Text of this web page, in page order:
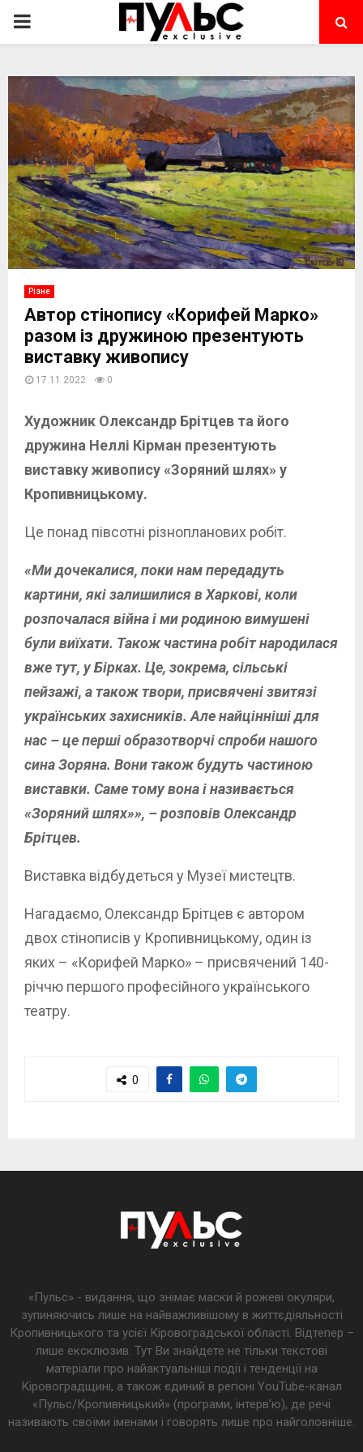
PRIMARY
Різне
Автор стінопису «Корифей Марко»
разом із дружиною презентують
виставку живопису
17.11.2022 0
Художник Олександр Брітцев та його
дружина Неллі Кірман презентують
виставку живопису «Зоряний шлях» у
Кропивницькому.
Це понад півсотні різнопланових робіт.
«Ми дочекалися, поки нам передадуть
картини, які залишилися в Харкові, коли
розпочалася війна і ми родиною вимушені
були виїхати. Також частина робіт народилася
вже тут, у Бірках. Це, зокрема, сільські
пейзажі, а також твори, присвячені звитязі
українських захисників. Але найцінніші для
нас – це перші образотворчі спроби нашого
сина Зоряна. Вони також будуть частиною
виставки. Саме тому вона і називається
«Зоряний шлях»», – розповів Олександр
Брітцев.
Виставка відбудеться у Музеї мистецтв.
Нагадаємо, Олександр Брітцев є автором
двох стінописів у Кропивницькому, один із
яких – «Корифей Марко» – присвячений 140-
річчю першого професійного українського
театру.
0
«Пульс» - видання, що знімає маски й рожеві окуляри,
зупиняючись лише на найважливішому в життєдіяльності
Кропивницького та усієї Кіровоградської області. Відтепер –
лише ексклюзив. Тут Ви знайдете не тільки текстові
матеріали про найактуальніші події і тенденції на
Кіровоградщині, а також єдиний в регіоні YouTube-канал
«Пульс/Кропивницький» (програми, інтерв’ю), де речі
називають своїми іменами і говорять лише про найголовніше.